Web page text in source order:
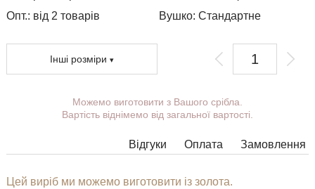
Опт.: від 2 товарів
Вушко:Стандартне
Інші розміри
Ви можете вибрати покриття, вушко.
Додаткові побажання можете вказати у коментарі під час
У деяких моделях підвісок немає можливості розширити
менеджери зв'яжуться з Вами.
Можемо виготовити з Вашого срібла.
Вартість віднімемо від загальної вартості.
Відгуки Замовлення
Оплата
Цей виріб ми можемо виготовити із золота.